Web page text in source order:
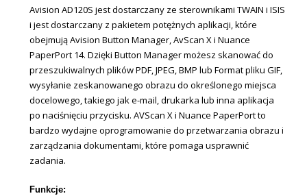
Avision AD120S jest dostarczany ze sterownikami TWAIN i ISIS
i jest dostarczany z pakietem potężnych aplikacji, które
obejmują Avision Button Manager, AvScan X i Nuance
PaperPort 14. Dzięki Button Manager możesz skanować do
przeszukiwalnych plików PDF, JPEG, BMP lub Format pliku GIF,
wysyłanie zeskanowanego obrazu do określonego miejsca
docelowego, takiego jak e-mail, drukarka lub inna aplikacja
po naciśnięciu przycisku. AVScan X i Nuance PaperPort to
bardzo wydajne oprogramowanie do przetwarzania obrazu i
zarządzania dokumentami, które pomaga usprawnić
zadania.
Funkcje: